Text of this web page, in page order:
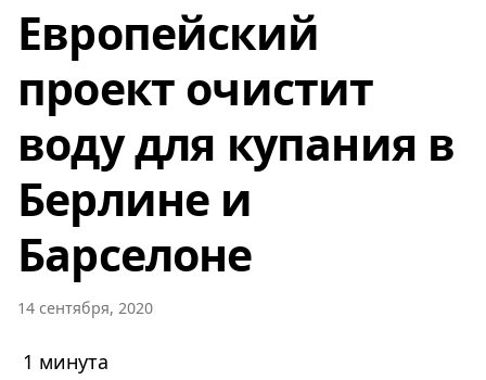
Европейский
проект очистит
воду для купания в
Берлине и
Барселоне
14 сентября, 2020
1 минута